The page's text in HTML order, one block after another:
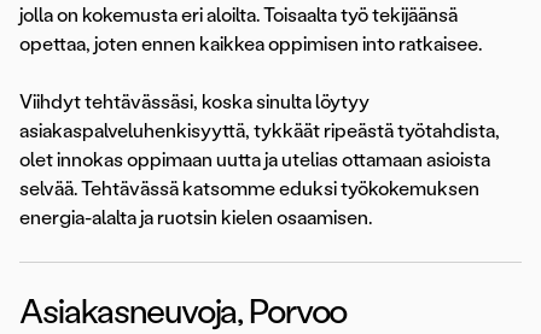
jolla on kokemusta eri aloilta. Toisaalta työ tekijäänsä
opettaa, joten ennen kaikkea oppimisen into ratkaisee.
Viihdyt tehtävässäsi, koska sinulta löytyy
asiakaspalveluhenkisyyttä, tykkäät ripeästä työtahdista,
olet innokas oppimaan uutta ja utelias ottamaan asioista
selvää. Tehtävässä katsomme eduksi työkokemuksen
energia-alalta ja ruotsin kielen osaamisen.
Asiakasneuvoja, Porvoo